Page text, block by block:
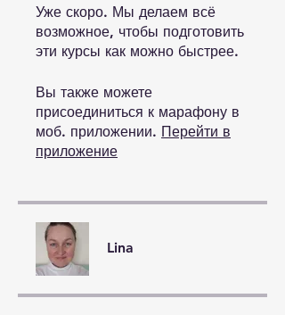
Уже скоро. Мы делаем всё
возможное, чтобы подготовить
эти курсы как можно быстрее.
Вы также можете
присоединиться к марафону в
моб. приложении. Перейти в
приложение
Lina